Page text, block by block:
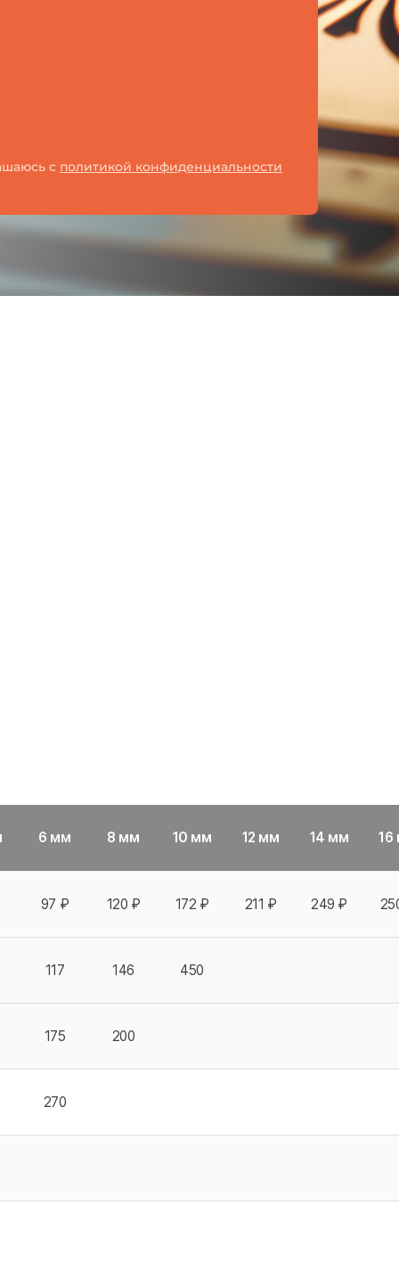
с политикой конфиденциальности
6 мм 8 мм 10 мм 12 мм 14 мм 16
97 ₽ 120 ₽ 172 ₽ 211 ₽ 249 ₽
117 146 450
175 200
270